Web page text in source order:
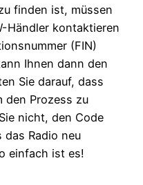
finden ist, müssen
Händler kontaktieren
(FIN)
Ihnen dann den
Sie darauf, dass
den Prozess zu
nicht, den Code
Radio neu
einfach ist es!